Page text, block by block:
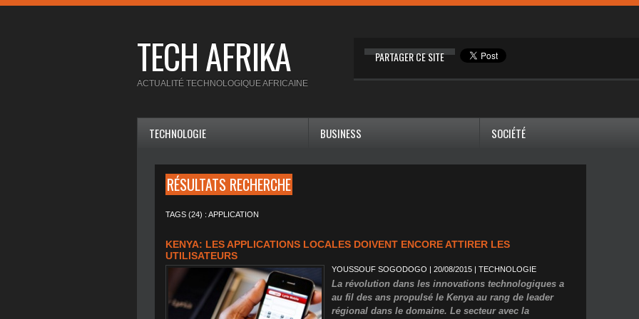
TECH AFRIKA PARTAGER CE SITE
ACTUALITÉ TECHNOLOGIQUE AFRICAINE
TECHNOLOGIE BUSINESS SOCIÉTÉ
RÉSULTATS RECHERCHE
TAGS (24) : APPLICATION
KENYA: LES APPLICATIONS LOCALES DOIVENT ENCORE ATTIRER LES
UTILISATEURS
YOUSSOUF SOGODOGO | 20/08/2015 | TECHNOLOGIE
La révolution dans les innovations technologiques a
au fil des ans propulsé le Kenya au rang de leader
régional dans le domaine. Le secteur avec la